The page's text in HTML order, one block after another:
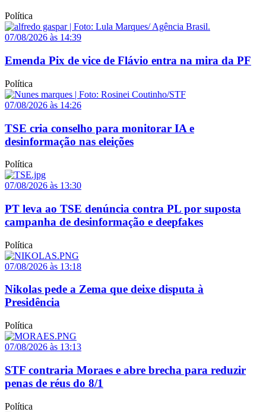
Política
07/08/2026 às 14:39
Emenda Pix de vice de Flávio entra na mira da PF
Política
07/08/2026 às 14:26
TSE cria conselho para monitorar IA e
desinformação nas eleições
Política
07/08/2026 às 13:30
PT leva ao TSE denúncia contra PL por suposta
campanha de desinformação e deepfakes
Política
07/08/2026 às 13:18
Nikolas pede a Zema que deixe disputa à
Presidência
Política
07/08/2026 às 13:13
STF contraria Moraes e abre brecha para reduzir
penas de réus do 8/1
Política